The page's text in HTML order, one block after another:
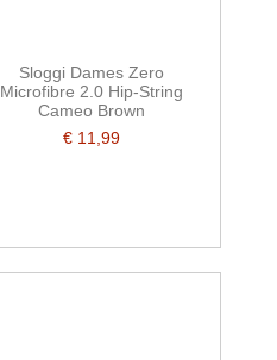
Sloggi Dames Zero
Microfibre 2.0 Hip-String
Cameo Brown
€ 11,99